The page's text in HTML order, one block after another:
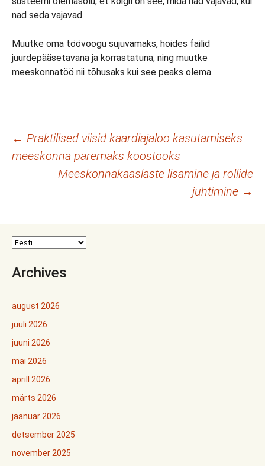
nad seda vajavad.
Muutke oma töövoogu sujuvamaks, hoides failid
juurdepääsetavana ja korrastatuna, ning muutke
meeskonnatöö nii tõhusaks kui see peaks olema.
Postituste
töölaud
← Praktilised viisid kaardiajaloo kasutamiseks
meeskonna paremaks koostööks
Meeskonnakaaslaste lisamine ja rollide
juhtimine →
Archives
august 2026
juuli 2026
juuni 2026
mai 2026
aprill 2026
märts 2026
jaanuar 2026
detsember 2025
november 2025